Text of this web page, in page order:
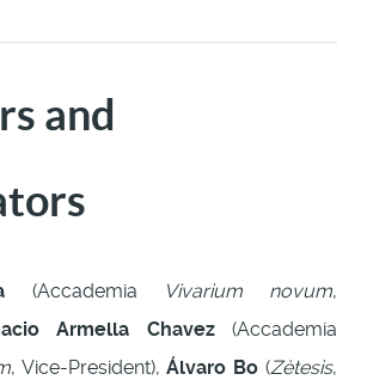
and
(Accademia Vivarium novum,
Armella Chavez(Accademia
, Vice-President),Álvaro Bo (Zètesis,